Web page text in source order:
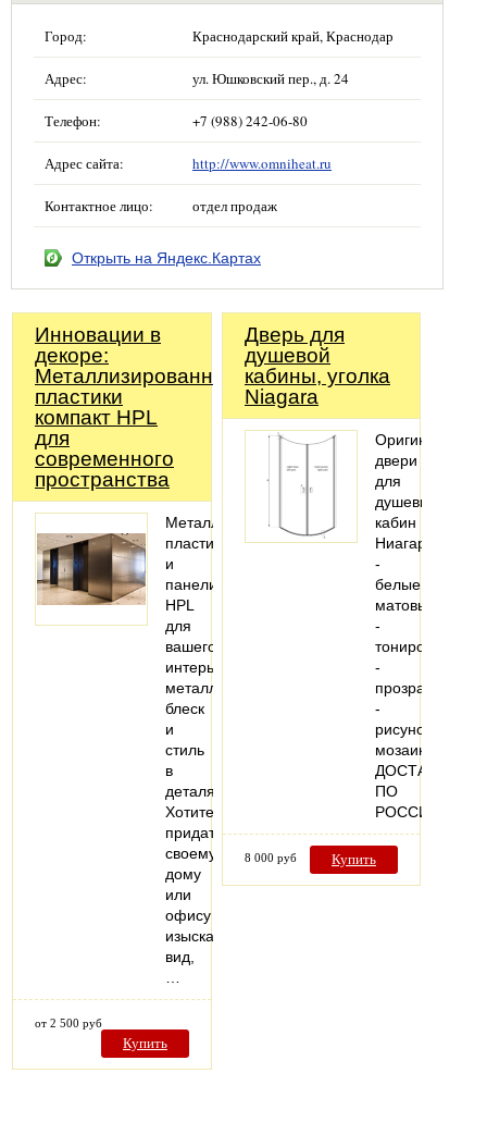
Город: Краснодарский край, Краснодар
Адрес: ул. Юшковский пер., д. 24
Телефон: +7 (988) 242-06-80
Адрес сайта: http://www.omniheat.ru
Контактное лицо: отдел продаж
Открыть на Яндекс.Картах
Инновации в
декоре:
Металлизированные
пластики
компакт HPL
для
современного
пространства
Металлизированные
пластики
и
панели
HPL
для
вашего
интерьера:
металлический
блеск
и
стиль
в
деталях.
Хотите
придать
своему
дому
или
офису
изысканный
вид,
от 2 500 руб
Купить
Дверь для
душевой
кабины, уголка
Niagara
Оригинальные
двери
для
душевых
кабин
Ниагара
-
белые
матовые
-
тонированные
-
прозрачные
-
рисунок
мозаика
ДОСТАВКА
ПО
РОССИИ
8 000 руб Купить